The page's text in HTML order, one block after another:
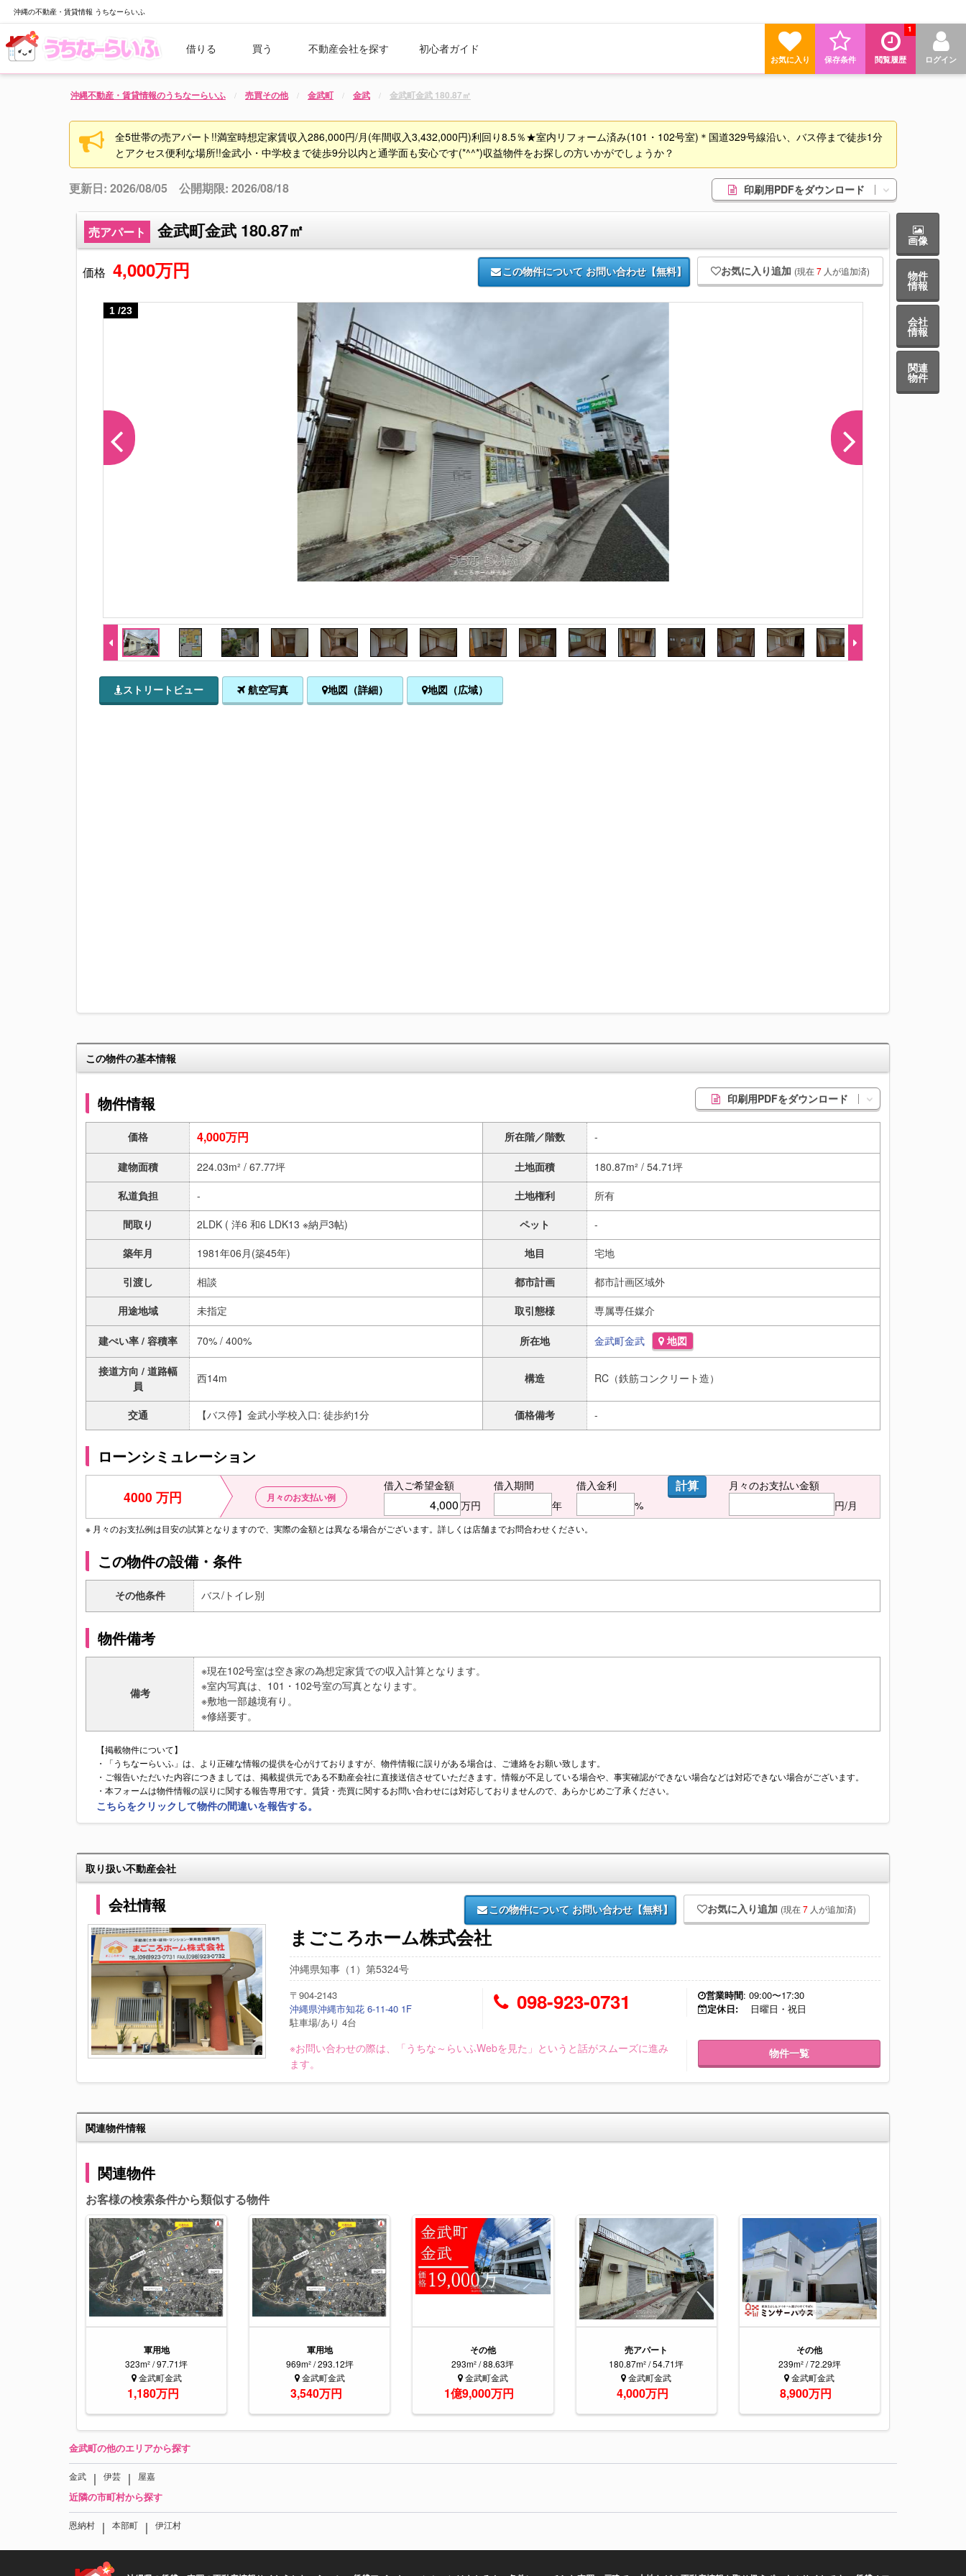
沖縄の不動産・賃貸情報 うちなーらいふ
借りる 買う 不動産会社を探す 初心者ガイド
ログイン
閲覧履歴
1
保存条件
お気に入り
沖縄不動産・賃貸情報のうちなーらいふ 売買その他 金武町 金武 金武町金武 180.87㎡
全5世帯の売アパート!!満室時想定家賃収入286,000円/月(年間収入3,432,000円)利回り8.5％★室内リフォーム済み(101・102号室)＊国道329号線沿い、バス停まで徒歩1分
とアクセス便利な場所!!金武小・中学校まで徒歩9分以内と通学面も安心です(*^^*)収益物件をお探しの方いかがでしょうか？
更新日: 2026/08/05 公開期限: 2026/08/18 印刷用PDFをダウンロード
売アパート 金武町金武 180.87㎡
価格 4,000万円 この物件について お問い合わせ【無料】 お気に入り追加 (現在7 人が追加済)
1 /23
ストリートビュー 航空写真 地図（詳細） 地図（広域）
この物件の基本情報
物件情報 印刷用PDFをダウンロード
価格 4,000万円 所在階／階数 -
建物面積 224.03m² / 67.77坪 土地面積
180.87m² / 54.71坪
私道負担
- 土地権利
所有
間取り
2LDK ( 洋6 和6 LDK13 ※納戸3帖) ペット
-
築年月
1981年06月(築45年) 地目
宅地
引渡し
相談 都市計画
都市計画区域外
用途地域
未指定 取引態様 専属専任媒介
建ぺい率 / 容積率 70% / 400% 所在地 金武町金武 地図
接道方向 / 道路幅
員
西14m 構造 RC（鉄筋コンクリート造）
交通 【バス停】金武小学校入口: 徒歩約1分 価格備考 -
ローンシミュレーション
4000 万円 月々のお支払い例
借入ご希望金額
万円
借入期間
年
借入金利
%
計算
月々のお支払い金額
円/月
※ 月々のお支払例は目安の試算となりますので、実際の金額とは異なる場合がございます。詳しくは店舗までお問合わせください。
この物件の設備・条件
その他条件 バス/トイレ別
物件備考
備考
※現在102号室は空き家の為想定家賃での収入計算となります。
※室内写真は、101・102号室の写真となります。
※敷地一部越境有り。
※修繕要す。
【掲載物件について】
・「うちなーらいふ」は、より正確な情報の提供を心がけておりますが、物件情報に誤りがある場合は、ご連絡をお願い致します。
・ご報告いただいた内容につきましては、掲載提供元である不動産会社に直接送信させていただきます。情報が不足している場合や、事実確認ができない場合などは対応できない場合がございます。
・本フォームは物件情報の誤りに関する報告専用です。賃貸・売買に関するお問い合わせには対応しておりませんので、あらかじめご了承ください。
こちらをクリックして物件の間違いを報告する。
取り扱い不動産会社
会社情報 この物件について お問い合わせ【無料】 お気に入り追加 (現在7 人が追加済)
まごころホーム株式会社
沖縄県知事（1）第5324号
〒904-2143
沖縄県沖縄市知花 6-11-40 1F
駐車場/あり 4台
098-923-0731 営業時間: 09:00〜17:30
定休日:
日曜日・祝日
※お問い合わせの際は、「うちな～らいふWebを見た」というと話がスムーズに進み
ます。
物件一覧
関連物件情報
関連物件
お客様の検索条件から類似する物件
軍用地
323m² / 97.71坪
金武町金武
1,180万円
軍用地
969m² / 293.12坪
金武町金武
3,540万円
その他
293m² / 88.63坪
金武町金武
1億9,000万円
売アパート
180.87m² / 54.71坪
金武町金武
4,000万円
その他
239m² / 72.29坪
金武町金武
8,900万円
金武町の他のエリアから探す
金武 ｜ 伊芸 ｜ 屋嘉
近隣の市町村から探す
恩納村 ｜ 本部町 ｜ 伊江村
画像
物件
情報
会社
情報
関連
物件